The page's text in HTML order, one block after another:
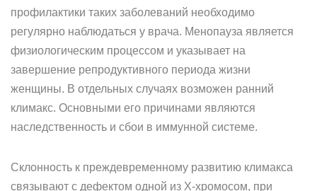
профилактики таких заболеваний необходимо
регулярно наблюдаться у врача. Менопауза является
физиологическим процессом и указывает на
завершение репродуктивного периода жизни
женщины. В отдельных случаях возможен ранний
климакс. Основными его причинами являются
наследственность и сбои в иммунной системе.
Склонность к преждевременному развитию климакса
связывают с дефектом одной из Х-хромосом, при